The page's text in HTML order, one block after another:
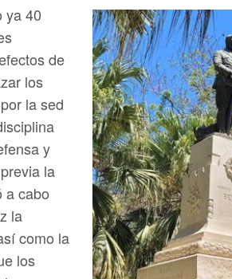
ya 40
de
los
la sed
y
la
a cabo
la
como la
los